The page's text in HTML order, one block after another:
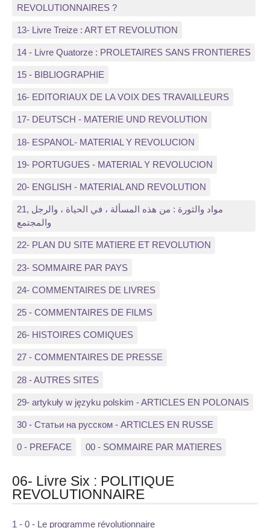
REVOLUTIONNAIRES ?
13- Livre Treize : ART ET REVOLUTION
14 - Livre Quatorze : PROLETAIRES SANS FRONTIERES
15 - BIBLIOGRAPHIE
16- EDITORIAUX DE LA VOIX DES TRAVAILLEURS
17- DEUTSCH - MATERIE UND REVOLUTION
18- ESPANOL- MATERIAL Y REVOLUCION
19- PORTUGUES - MATERIAL Y REVOLUCION
20- ENGLISH - MATERIAL AND REVOLUTION
21, مواد والثورة : من هذه المسألة ، في الحياة ، والرجل
والمجتمع
22- PLAN DU SITE MATIERE ET REVOLUTION
23- SOMMAIRE PAR PAYS
24- COMMENTAIRES DE LIVRES
25 - COMMENTAIRES DE FILMS
26- HISTOIRES COMIQUES
27 - COMMENTAIRES DE PRESSE
28 - AUTRES SITES
29- artykuły w języku polskim - ARTICLES EN POLONAIS
30 - Статьи на русском - ARTICLES EN RUSSE
0 - PREFACE 00 - SOMMAIRE PAR MATIERES
06- Livre Six : POLITIQUE
REVOLUTIONNAIRE
1 - 0 - Le programme révolutionnaire